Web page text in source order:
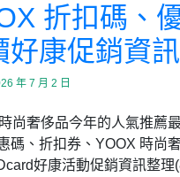
折扣碼、
好康促銷資
年 7 月 2 日
尚奢侈品今年的人氣推薦
碼、折扣券、YOOX 時尚
好康活動促銷資訊整理